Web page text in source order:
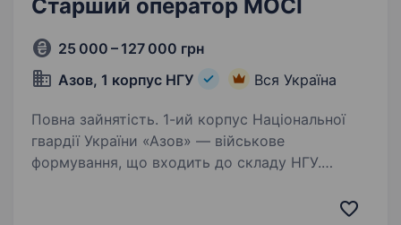
Старший оператор МОСІ
25 000 – 127 000 грн
Азов, 1 корпус НГУ
Вся Україна
Повна зайнятість. 1-ий корпус Національної
гвардії України «Азов» — військове
формування, що входить до складу НГУ.